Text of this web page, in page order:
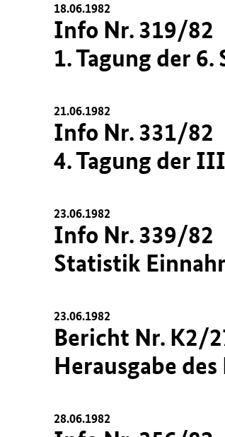
18.06.1982
Info Nr. 319/82
1. Tagung der
21.06.1982
Info Nr. 331/82
4. Tagung der
23.06.1982
Info Nr. 339/82
Statistik
23.06.1982
Bericht Nr. K2/
Herausgabe
28.06.1982